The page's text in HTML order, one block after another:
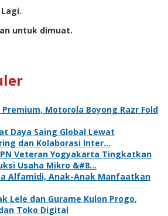
untuk dimuat.
Premium, Motorola Boyong Razr Fold
Daya Saing Global Lewat
dan Kolaborasi Inter…
Veteran Yogyakarta Tingkatkan
Usaha Mikro &#8…
Alfamidi, Anak-Anak Manfaatkan
Lele dan Gurame Kulon Progo,
Toko Digital